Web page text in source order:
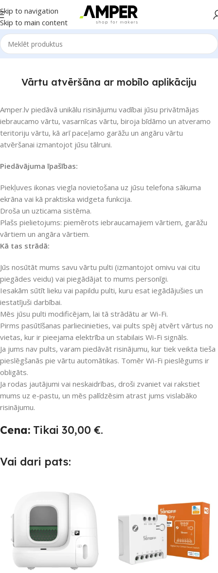
Skip to navigation
Skip to main content
Vārtu atvēršāna ar mobīlo aplikāciju
Amper.lv piedāvā unikālu risinājumu vadībai jūsu privātmājas
iebraucamo vārtu, vasarnīcas vārtu, biroja bīdāmo un atveramo
teritoriju vārtu, kā arī paceļamo garāžu un angāru vārtu
atvēršanai izmantojot jūsu tālruni.
Piedāvājuma īpašības:
Piekļuves ikonas viegla novietošana uz jūsu telefona sākuma
ekrāna vai kā praktiska widgeta funkcija.
Droša un uzticama sistēma.
Plašs pielietojums: piemērots iebraucamajiem vārtiem, garāžu
vārtiem un angāra vārtiem.
Kā tas strādā:
Jūs nosūtāt mums savu vārtu pulti (izmantojot omivu vai citu
piegādes veidu) vai piegādājat to mums personīgi.
Iesakām sūtīt lieku vai papildu pulti, kuru esat iegādājušies un
iestatījuši darbībai.
Mēs jūsu pulti modificējam, lai tā strādātu ar Wi-Fi.
Pirms pasūtīšanas parliecinieties, vai pults spēj atvērt vārtus no
vietas, kur ir pieejama elektrība un stabilais Wi-Fi signāls.
Ja jums nav pults, varam piedāvāt risinājumu, kur tiek veikta tieša
pieslēgšanās pie vārtu automātikas. Tomēr Wi-Fi pieslēgums ir
obligāts.
Ja rodas jautājumi vai neskaidrības, droši zvaniet vai rakstiet
mums uz e-pastu, un mēs palīdzēsim atrast jums vislabāko
risinājumu.
Cena: Tikai 30,00 €.
Vai dari pats: